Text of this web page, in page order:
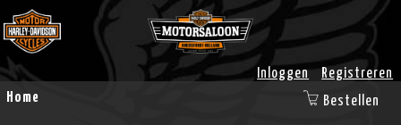
Inloggen
Registreren
Home
Bestellen